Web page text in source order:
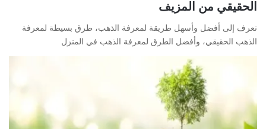
الحقيقي من المزيف
تعرف إلى أفضل وأسهل طريقة لمعرفة الذهب، طرق بسيطة لمعرفة
الذهب الحقيقي، وأفضل الطرق لمعرفة الذهب في المنزل